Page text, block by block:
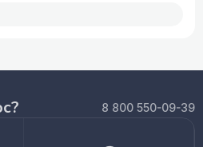
8 800 550-09-39